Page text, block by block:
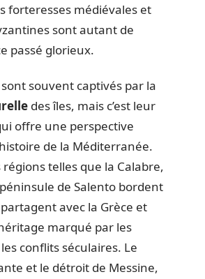
forteresses médiévales et
sont autant de
passé glorieux.
souvent captivés par la
des îles, mais c’est leur
offre une perspective
de la Méditerranée.
régions telles que la Calabre,
de Salento bordent
avec la Grèce et
marqué par les
conflits séculaires. Le
et le détroit de Messine,